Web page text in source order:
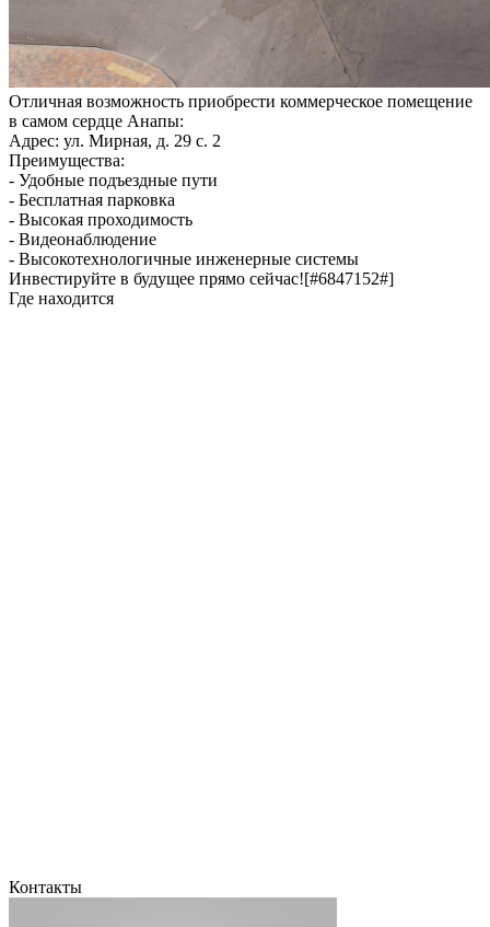
Отличная возможность приобрести коммерческое помещение
в самом сердце Анапы:
Адрес: ул. Мирная, д. 29 с. 2
Преимущества:
- Удобные подъездные пути
- Бесплатная парковка
- Высокая проходимость
- Видеонаблюдение
- Высокотехнологичные инженерные системы
Инвестируйте в будущее прямо сейчас![#6847152#]
Где находится
Контакты